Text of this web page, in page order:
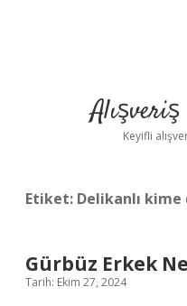
Keyifli
Etiket: Delikanlı kime
Gürbüz Erkek
Tarih: Ekim 27, 2024